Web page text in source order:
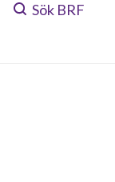
Sök BRF